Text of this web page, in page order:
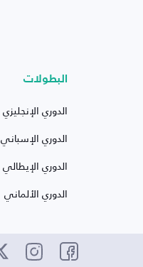
البطولات
الدوري الإنجليزي
الدوري الإسباني
الدوري الإيطالي
الدوري الألماني